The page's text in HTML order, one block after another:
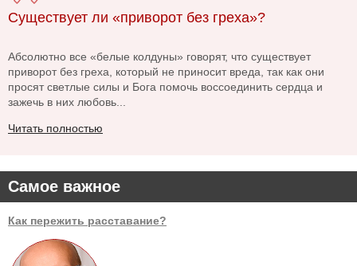
Самое важное
Как пережить расставание?
Существует ли «приворот без греха»?
Абсолютно все «белые колдуны» говорят, что существует
приворот без греха, который не приносит вреда, так как они
просят светлые силы и Бога помочь воссоединить сердца и
зажечь в них любовь...
Читать полностью